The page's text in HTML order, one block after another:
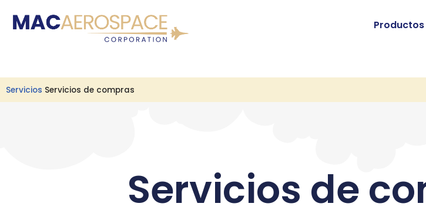
Ir
Productos
Servicios Servicios de compras
Servicios de